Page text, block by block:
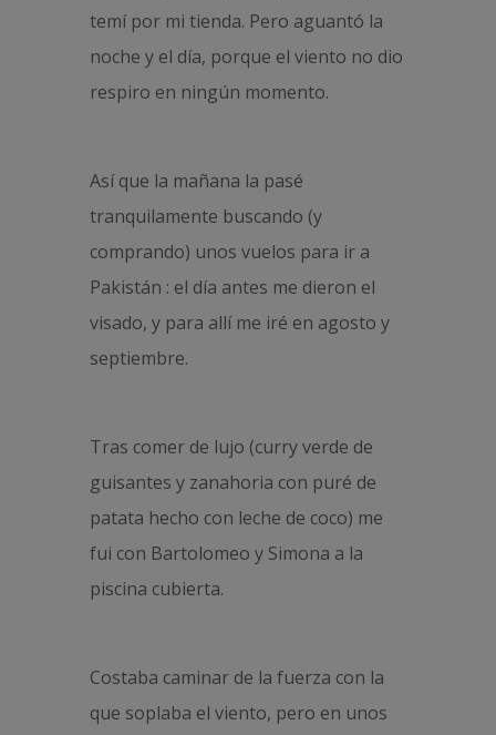
temí por mi tienda. Pero aguantó la
noche y el día, porque el viento no dio
respiro en ningún momento.
Así que la mañana la pasé
tranquilamente buscando (y
comprando) unos vuelos para ir a
Pakistán : el día antes me dieron el
visado, y para allí me iré en agosto y
septiembre.
Tras comer de lujo (curry verde de
guisantes y zanahoria con puré de
patata hecho con leche de coco) me
fui con Bartolomeo y Simona a la
piscina cubierta.
Costaba caminar de la fuerza con la
que soplaba el viento, pero en unos